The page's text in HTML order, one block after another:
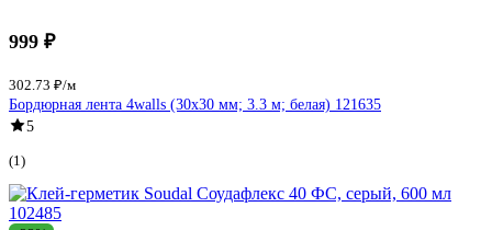
999 ₽
302.73 ₽/м
Бордюрная лента 4walls (30х30 мм; 3.3 м; белая) 121635
5
(1)